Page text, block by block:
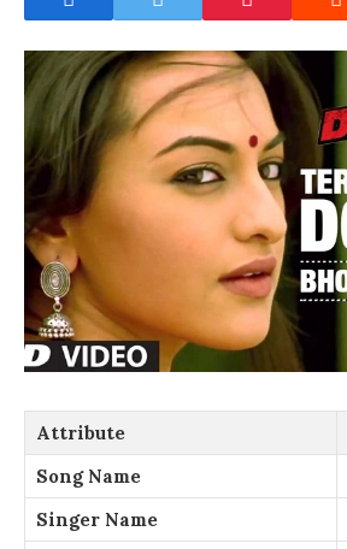
Attribute
Song Name
Singer Name